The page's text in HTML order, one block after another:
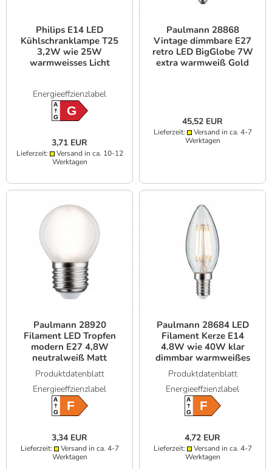
Philips E14 LED
Kühlschranklampe T25
3,2W wie 25W
warmweisses Licht
Energieeffzienzlabel
A
GG
3,71 EUR
Lieferzeit:
Versand in ca. 10-12
Werktagen
Paulmann 28868
Vintage dimmbare E27
retro LED BigGlobe 7W
extra warmweiß Gold
45,52 EUR
Lieferzeit:
Versand in ca. 4-7
Werktagen
Paulmann 28920
Filament LED Tropfen
modern E27 4,8W
neutralweiß Matt
Produktdatenblatt
Energieeffzienzlabel
A
GF
3,34 EUR
Lieferzeit:
Versand in ca. 4-7
Werktagen
Paulmann 28684 LED
Filament Kerze E14
4.8W wie 40W klar
dimmbar warmweißes
Licht 2700K
Produktdatenblatt
Energieeffzienzlabel
A
GF
4,72 EUR
Lieferzeit:
Versand in ca. 4-7
Werktagen